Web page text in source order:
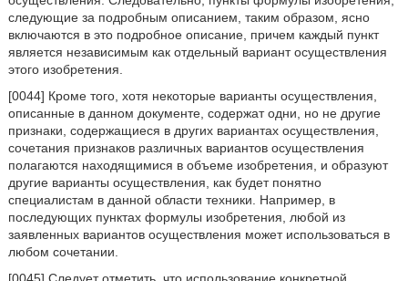
следующие за подробным описанием, таким образом, ясно
включаются в это подробное описание, причем каждый пункт
является независимым как отдельный вариант осуществления
этого изобретения.
[0044] Кроме того, хотя некоторые варианты осуществления,
описанные в данном документе, содержат одни, но не другие
признаки, содержащиеся в других вариантах осуществления,
сочетания признаков различных вариантов осуществления
полагаются находящимися в объеме изобретения, и образуют
другие варианты осуществления, как будет понятно
специалистам в данной области техники. Например, в
последующих пунктах формулы изобретения, любой из
заявленных вариантов осуществления может использоваться в
любом сочетании.